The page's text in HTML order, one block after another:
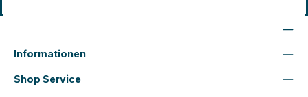
Informationen
Shop Service